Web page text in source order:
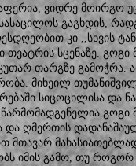
ვიდრე მოირგო
გაგხდის,
კი ,,სხვის
სცენაზე. გოგი
თარგზე გამოჭრა.
მიხეილ
სიცოცხლისა და
გოგი
და ღმერთის
მთავარ
იმის გამო, თუ როგორ